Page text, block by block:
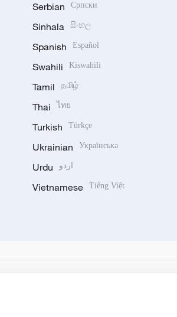
Serbian Српски
Sinhala සිංහල
Spanish Español
Swahili Kiswahili
Tamil தமிழ்
Thai ไทย
Turkish Türkçe
Ukrainian Українська
Urdu اردو
Vietnamese Tiếng Việt